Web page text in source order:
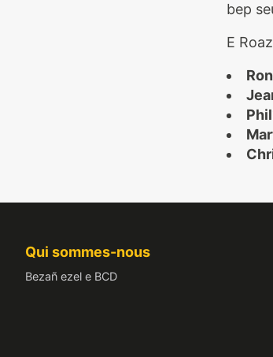
bep
E
Qui sommes-nous
Bezañ ezel e BCD